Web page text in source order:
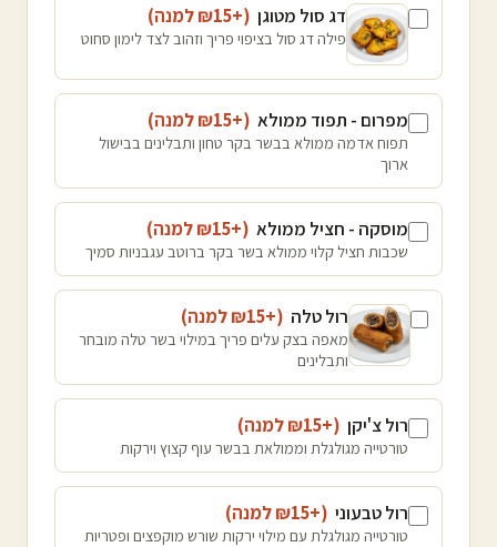
דג סול מטוגן (+₪
15 למנה)
פילה דג סול בציפוי פריך וזהוב לצד לימון סחוט
מפרום - תפוד ממולא (+₪
15 למנה)
תפוח אדמה ממולא בבשר בקר טחון ותבלינים בבישול
ארוך
מוסקה - חציל ממולא (+₪
15 למנה)
שכבות חציל קלוי ממולא בשר בקר ברוטב עגבניות סמיך
רול טלה (+₪
15 למנה)
מאפה בצק עלים פריך במילוי בשר טלה מובחר
ותבלינים
רול צ'יקן (+₪
15 למנה)
טורטייה מגולגלת וממולאת בבשר עוף קצוץ וירקות
רול טבעוני (+₪
15 למנה)
טורטייה מגולגלת עם מילוי ירקות שורש מוקפצים ופטריות